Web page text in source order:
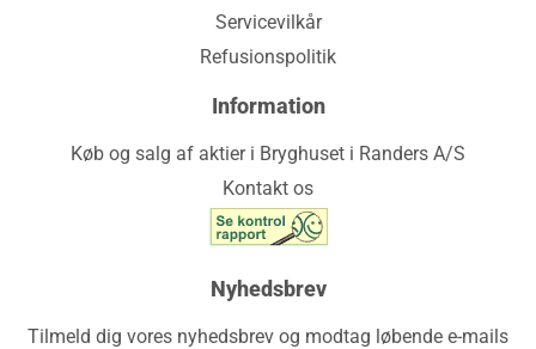
Servicevilkår
Refusionspolitik
Information
Køb og salg af aktier i Bryghuset i Randers A/S
Kontakt os
Nyhedsbrev
Tilmeld dig vores nyhedsbrev og modtag løbende e-mails